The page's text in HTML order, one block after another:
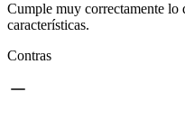
Cumple muy correctamente lo
características.
Contras